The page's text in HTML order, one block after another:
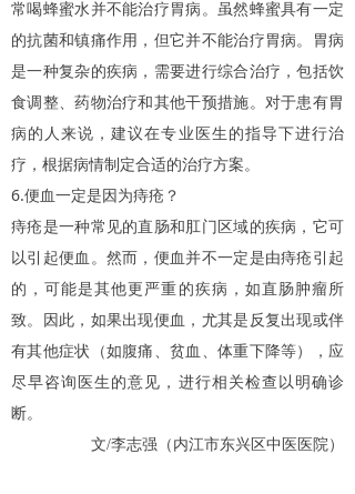
常喝蜂蜜水并不能治疗胃病。虽然蜂蜜具有一定
的抗菌和镇痛作用，但它并不能治疗胃病。胃病
是一种复杂的疾病，需要进行综合治疗，包括饮
食调整、药物治疗和其他干预措施。对于患有胃
病的人来说，建议在专业医生的指导下进行治
疗，根据病情制定合适的治疗方案。
6.便血一定是因为痔疮？
痔疮是一种常见的直肠和肛门区域的疾病，它可
以引起便血。然而，便血并不一定是由痔疮引起
的，可能是其他更严重的疾病，如直肠肿瘤所
致。因此，如果出现便血，尤其是反复出现或伴
有其他症状（如腹痛、贫血、体重下降等），应
尽早咨询医生的意见，进行相关检查以明确诊
断。
文/李志强（内江市东兴区中医医院）